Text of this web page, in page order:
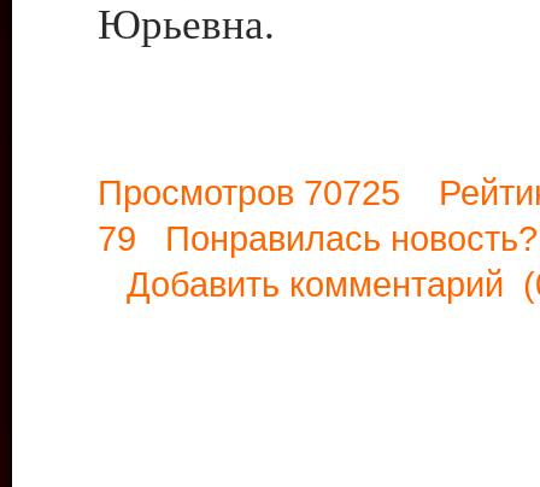
Юрьевна.
Просмотров 70725
79 Понравилась
Добавить комментарий